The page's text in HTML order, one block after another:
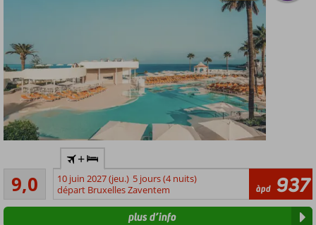
et
rénové
Only
9,0Excellente
66
commentaires
+
10 juin 2027 (jeu.) 5 jours (4 nuits)
départ Bruxelles Zaventem
àpd 937
plus d’info